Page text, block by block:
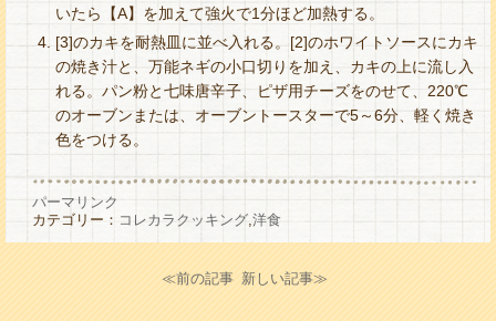
いたら【A】を加えて強火で1分ほど加熱する。
[3]のカキを耐熱皿に並べ入れる。[2]のホワイトソースにカキ
の焼き汁と、万能ネギの小口切りを加え、カキの上に流し入
れる。パン粉と七味唐辛子、ピザ用チーズをのせて、220℃
のオーブンまたは、オーブントースターで5～6分、軽く焼き
色をつける。
パーマリンク
カテゴリー： コレカラクッキング,洋食
≪前の記事 新しい記事≫